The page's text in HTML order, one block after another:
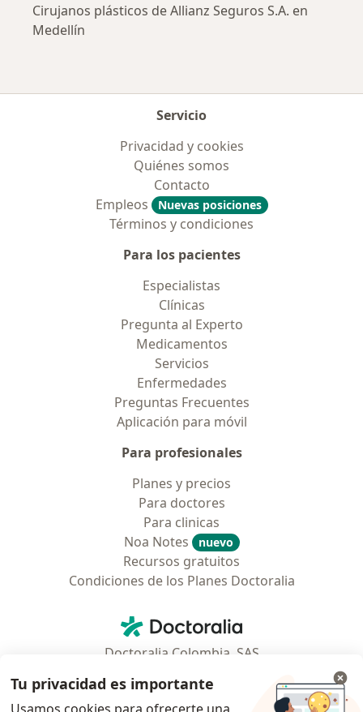
Cirujanos plásticos de Allianz Seguros S.A. en
Medellín
Servicio
Privacidad y cookies
Quiénes somos
Contacto
Empleos
Nuevas posiciones
Términos y condiciones
Para los pacientes
Especialistas
Clínicas
Pregunta al Experto
Medicamentos
Servicios
Enfermedades
Preguntas Frecuentes
Aplicación para móvil
Para profesionales
Planes y precios
Para doctores
Para clinicas
Noa Notes
nuevo
Recursos gratuitos
Condiciones de los Planes Doctoralia
Doctoralia - Página de inicio
Doctoralia Colombia, SAS
Municipio: Bogotá D.C., Colombia
Tu privacidad es importante